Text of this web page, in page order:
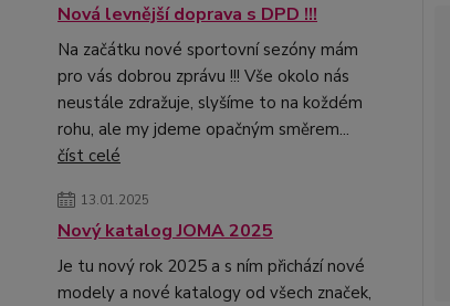
Nová levnější doprava s DPD !!!
Na začátku nové sportovní sezóny mám
pro vás dobrou zprávu !!! Vše okolo nás
neustále zdražuje, slyšíme to na koždém
rohu, ale my jdeme opačným směrem...
číst celé
13.01.2025
Nový katalog JOMA 2025
Je tu nový rok 2025 a s ním přichází nové
modely a nové katalogy od všech značek,